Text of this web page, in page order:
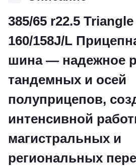
385/65 r22.5
160/158J/L
шина — надежное
тандемных и осей
полуприцепов,
интенсивной
магистральных и
региональных